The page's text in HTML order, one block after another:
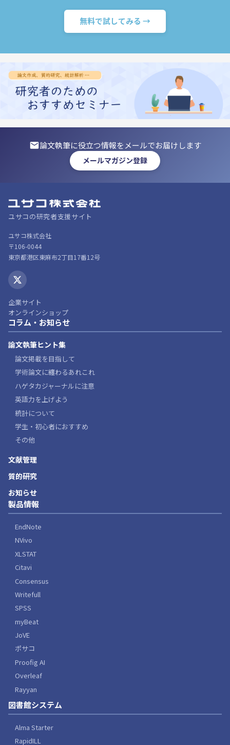
無料で試してみる →
論文執筆に役立つ情報をメールでお届けします
メールマガジン登録
ユサコの研究者支援サイト
ユサコ株式会社
〒106-0044
東京都港区東麻布2丁目17番12号
企業サイト
オンラインショップ
コラム・お知らせ
論文執筆ヒント集
論文掲載を目指して
学術論文に纏わるあれこれ
ハゲタカジャーナルに注意
英語力を上げよう
統計について
学生・初心者におすすめ
その他
文献管理
質的研究
お知らせ
製品情報
EndNote
NVivo
XLSTAT
Citavi
Consensus
Writefull
SPSS
myBeat
JoVE
ポサコ
Proofig AI
Overleaf
Rayyan
図書館システム
Alma Starter
RapidILL